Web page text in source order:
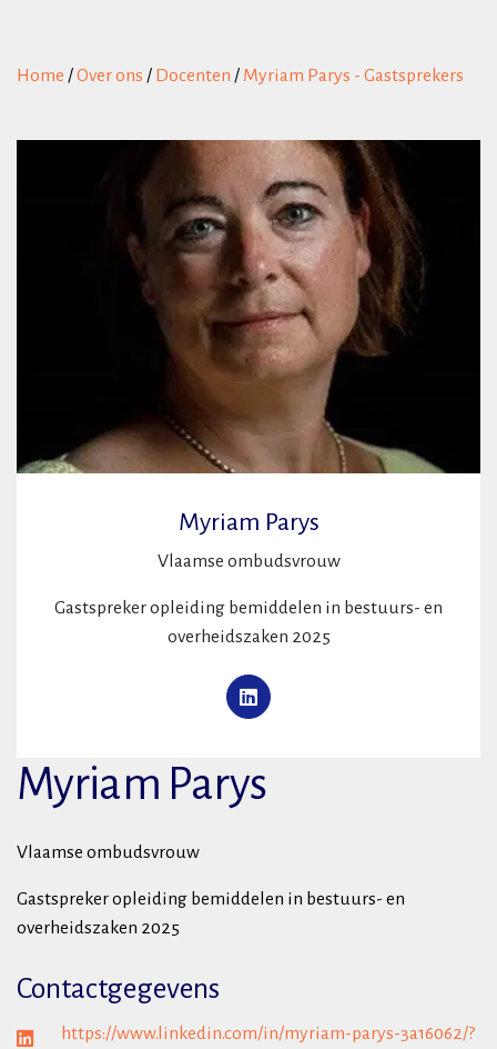
Home /Over ons / Docenten / Myriam Parys - Gastsprekers
Myriam Parys
Vlaamse ombudsvrouw
Gastspreker opleiding bemiddelen in bestuurs- en
overheidszaken 2025
Myriam Parys
Vlaamse ombudsvrouw
Gastspreker opleiding bemiddelen in bestuurs- en
overheidszaken 2025
Contactgegevens
https://www.linkedin.com/in/myriam-parys-3a16062/?